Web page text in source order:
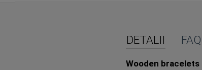
DETALII
Wooden bracelets
FAQ